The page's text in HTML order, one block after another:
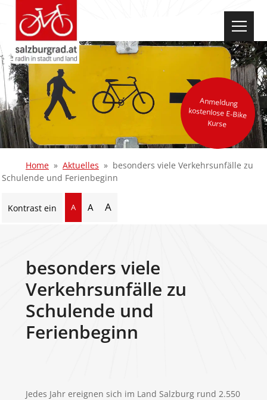
Anmeldung
kostenlose E-Bike
Kurse
Home Aktuelles
besonders viele Verkehrsunfälle zu
Schulende und Ferienbeginn
Kontrast ein A A A
besonders viele
Verkehrsunfälle zu
Schulende und
Ferienbeginn
Jedes Jahr ereignen sich im Land Salzburg rund 2.550